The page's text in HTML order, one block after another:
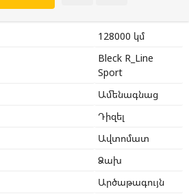
128000 կմ
Bleck R_Line
Sport
Ամենագնաց
Դիզել
Ավտոմատ
Ձախ
Արծաթագույն